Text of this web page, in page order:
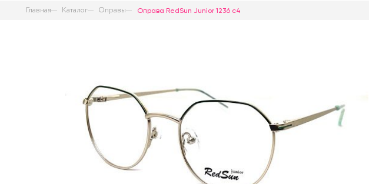
Главная Каталог Оправы Оправа RedSun Junior 1236 c4